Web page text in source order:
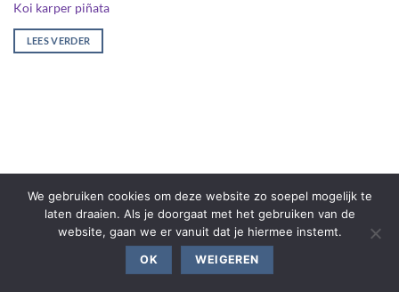
Koi karper piñata
LEES VERDER
We gebruiken cookies om deze website zo soepel mogelijk te
laten draaien. Als je doorgaat met het gebruiken van de
website, gaan we er vanuit dat je hiermee instemt.
OK WEIGEREN